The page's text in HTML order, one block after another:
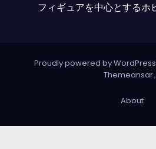
フィギュアを中心とするホ
Proudly powered by WordPress
Themeansar。
About